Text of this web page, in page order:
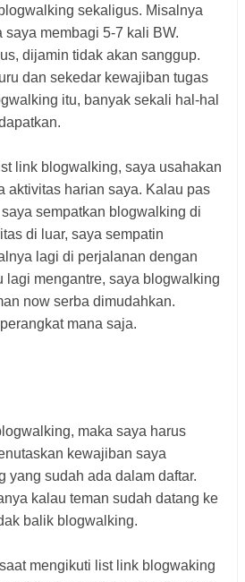
sekaligus. Misalnya
membagi 5-7 kali BW.
dijamin tidak akan sanggup.
dan sekedar kewajiban tugas
itu, banyak sekali hal-hal
link blogwalking, saya usahakan
aktivitas harian saya. Kalau pas
sempatkan blogwalking di
di luar, saya sempatin
lagi di perjalanan dengan
lagi mengantre, saya blogwalking
now serba dimudahkan.
mana saja.
maka saya harus
kewajiban saya
yang sudah ada dalam daftar.
kalau teman sudah datang ke
balik blogwalking.
mengikuti list link blogwaking